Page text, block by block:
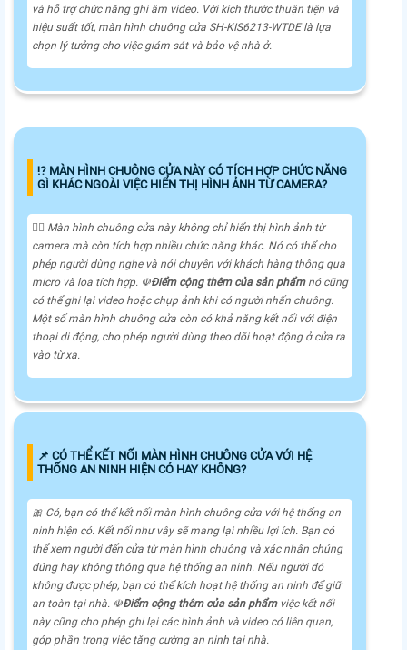
và hỗ trợ chức năng ghi âm video. Với kích thước thuận tiện và
hiệu suất tốt, màn hình chuông cửa SH-KIS6213-WTDE là lựa
chọn lý tưởng cho việc giám sát và bảo vệ nhà ở.
⁉️ MÀN HÌNH CHUÔNG CỬA NÀY CÓ TÍCH HỢP CHỨC NĂNG
GÌ KHÁC NGOÀI VIỆC HIỂN THỊ HÌNH ẢNH TỪ CAMERA?
🙆‍♀️ Màn hình chuông cửa này không chỉ hiển thị hình ảnh từ
camera mà còn tích hợp nhiều chức năng khác. Nó có thể cho
phép người dùng nghe và nói chuyện với khách hàng thông qua
micro và loa tích hợp. ☫Điểm cộng thêm của sản phẩm nó cũng
có thể ghi lại video hoặc chụp ảnh khi có người nhấn chuông.
Một số màn hình chuông cửa còn có khả năng kết nối với điện
thoại di động, cho phép người dùng theo dõi hoạt động ở cửa ra
vào từ xa.
📌 CÓ THỂ KẾT NỐI MÀN HÌNH CHUÔNG CỬA VỚI HỆ
THỐNG AN NINH HIỆN CÓ HAY KHÔNG?
🎀 Có, bạn có thể kết nối màn hình chuông cửa với hệ thống an
ninh hiện có. Kết nối như vậy sẽ mang lại nhiều lợi ích. Bạn có
thể xem người đến cửa từ màn hình chuông và xác nhận chúng
đúng hay không thông qua hệ thống an ninh. Nếu người đó
không được phép, bạn có thể kích hoạt hệ thống an ninh để giữ
an toàn tại nhà. ☫Điểm cộng thêm của sản phẩm việc kết nối
này cũng cho phép ghi lại các hình ảnh và video có liên quan,
góp phần trong việc tăng cường an ninh tại nhà.